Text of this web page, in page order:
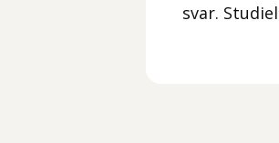
svar.